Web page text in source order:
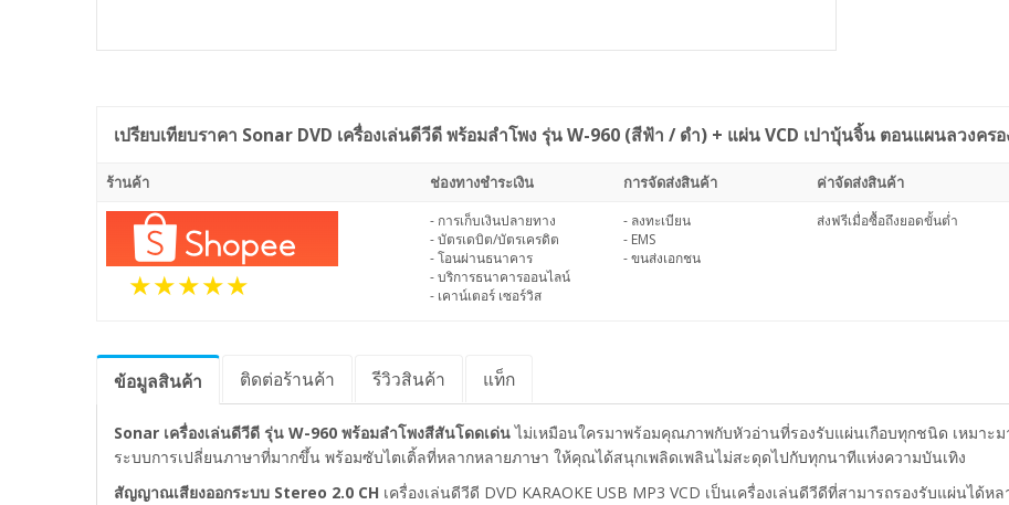
เปรียบเทียบราคา Sonar DVD เครื่องเล่นดีวีดี พร้อมลำโพง รุ่น W-960 (สีฟ้า / ดำ) + แผ่น VCD เปาบุ้นจิ้น ตอนแผนลวงคร
ร้านค้า ช่องทางชำระเงิน การจัดส่งสินค้า ค่าจัดส่งสินค้า
- การเก็บเงินปลายทาง
- บัตรเดบิต/บัตรเครดิต
- โอนผ่านธนาคาร
- บริการธนาคารออนไลน์
- เคาน์เตอร์ เซอร์วิส
- ลงทะเบียน
- EMS
- ขนส่งเอกชน
ส่งฟรีเมื่อซื้อถึงยอดขั้นต่ำ
ข้อมูลสินค้า ติดต่อร้านค้า รีวิวสินค้า แท็ก
Sonar เครื่องเล่นดีวีดี รุ่น W-960 พร้อมลำโพงสีสันโดดเด่นไม่เหมือนใครมาพร้อมคุณภาพกับหัวอ่านที่รองรับแผ่นเกือบทุกชนิด เหมาะ
ระบบการเปลี่ยนภาษาที่มากขึ้น พร้อมซับไตเติ้ลที่หลากหลายภาษา ให้คุณได้สนุกเพลิดเพลินไม่สะดุดไปกับทุกนาทีแห่งความบันเทิง
สัญญาณเสียงออกระบบ Stereo 2.0 CH เครื่องเล่นดีวีดี DVD KARAOKE USB MP3 VCD เป็นเครื่องเล่นดีวีดีที่สามารถรองรับแผ่นได้ห